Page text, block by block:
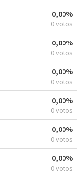
0,00%
0 votos
0,00%
0 votos
0,00%
0 votos
0,00%
0 votos
0,00%
0 votos
0,00%
0 votos